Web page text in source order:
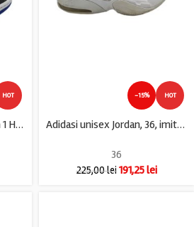
HOT
Adidasi unisex Nike Jordan 1 High , piele, imitatie de piele, albastru alb
-15% HOT
Adidasi unisex Jordan, 36, imitatie de piele, material textil, piele, alb
36
225,00lei 191,25lei